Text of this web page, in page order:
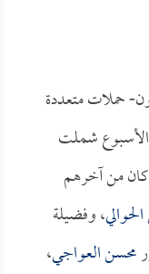
حملات متعددة
شملت
كان من آخرهم
، وفضيلة
محسن العواجي،